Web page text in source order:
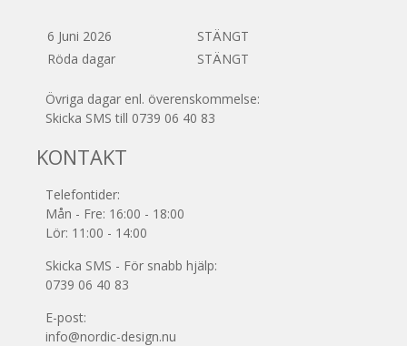
6 Juni 2026
STÄNGT
Röda dagar
STÄNGT
Övriga dagar enl. överenskommelse:
Skicka SMS till 0739 06 40 83
KONTAKT
Telefontider:
Mån - Fre: 16:00 - 18:00
Lör: 11:00 - 14:00
Skicka SMS - För snabb hjälp:
0739 06 40 83
E-post:
info@nordic-design.nu